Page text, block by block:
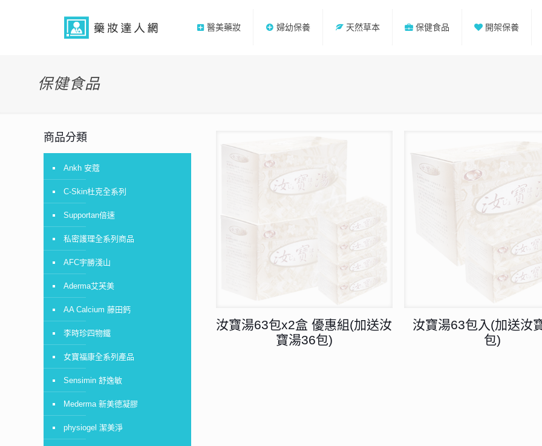
醫美藥妝 婦幼保養 天然草本 保健食品 開架保養
保健食品
汝寶湯63包x2盒 優惠組(加送汝
寶湯36包)
汝寶湯63包入(加送汝
包)
商品分類
Ankh 安蔻
C-Skin杜克全系列
Supportan倍速
私密護理全系列商品
AFC宇勝淺山
Aderma艾芙美
AA Calcium 藤田鈣
李時珍四物鐵
女寶福康全系列產品
Sensimin 舒逸敏
Mederma 新美德凝膠
physiogel 潔美淨